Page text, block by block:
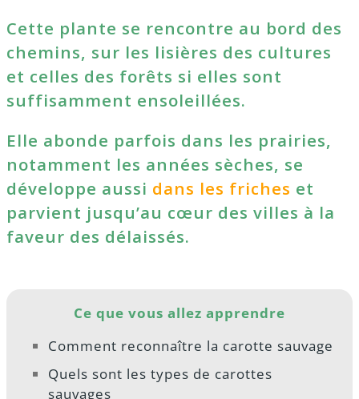
Cette plante se rencontre au bord des
chemins, sur les lisières des cultures
et celles des forêts si elles sont
suffisamment ensoleillées.
Elle abonde parfois dans les prairies,
notamment les années sèches, se
développe aussi dans les friches et
parvient jusqu’au cœur des villes à la
faveur des délaissés.
Ce que vous allez apprendre
Comment reconnaître la carotte sauvage
Quels sont les types de carottes
sauvages